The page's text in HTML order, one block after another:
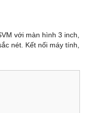
với màn hình 3 inch,
nét. Kết nối máy tính,